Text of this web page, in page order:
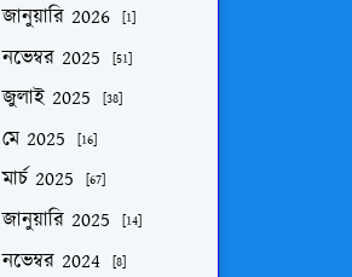
জানুয়ারি 2026 [1]
নভেম্বর 2025 [51]
জুলাই 2025 [38]
মে 2025 [16]
মার্চ 2025 [67]
জানুয়ারি 2025 [14]
নভেম্বর 2024 [8]